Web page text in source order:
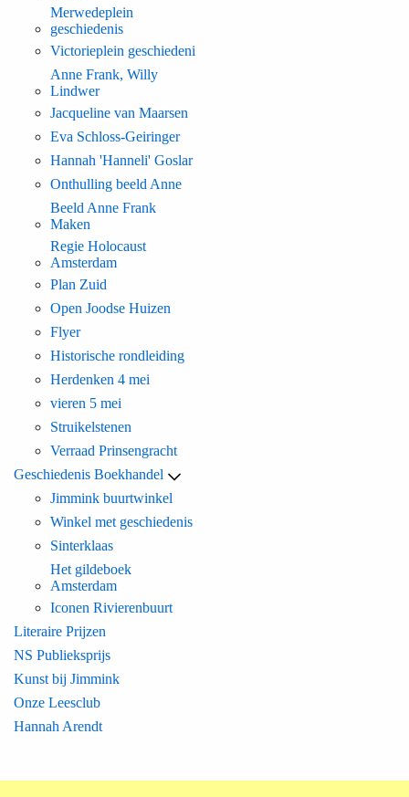
Merwedeplein
geschiedenis
Victorieplein geschiedeni
Anne Frank, Willy
Lindwer
Jacqueline van Maarsen
Eva Schloss-Geiringer
Hannah 'Hanneli' Goslar
Onthulling beeld Anne
Beeld Anne Frank
Maken
Regie Holocaust
Amsterdam
Plan Zuid
Open Joodse Huizen
Flyer
Historische rondleiding
Herdenken 4 mei
vieren 5 mei
Struikelstenen
Verraad Prinsengracht
Geschiedenis Boekhandel
Jimmink buurtwinkel
Winkel met geschiedenis
Sinterklaas
Het gildeboek
Amsterdam
Iconen Rivierenbuurt
Literaire Prijzen
NS Publieksprijs
Kunst bij Jimmink
Onze Leesclub
Hannah Arendt